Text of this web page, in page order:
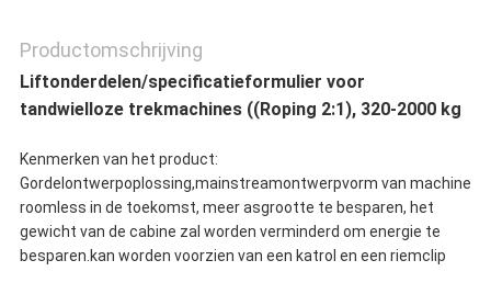
Productomschrijving
Liftonderdelen/specificatieformulier voor
tandwielloze trekmachines ((Roping 2:1), 320-2000 kg
Kenmerken van het product:
Gordelontwerpoplossing,mainstreamontwerpvorm van machine
roomless in de toekomst, meer asgrootte te besparen, het
gewicht van de cabine zal worden verminderd om energie te
besparen.kan worden voorzien van een katrol en een riemclip